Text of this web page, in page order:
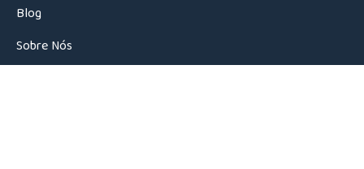
Blog
Sobre Nós